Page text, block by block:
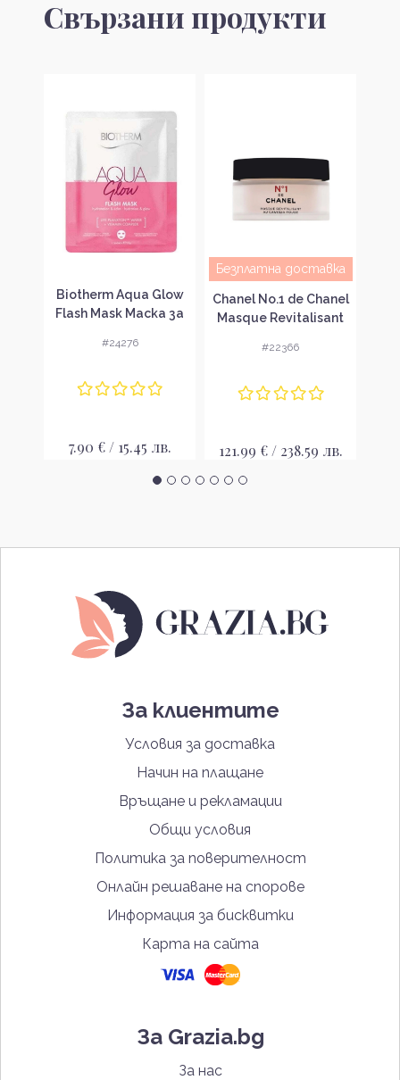
Свързани продукти
Biotherm Aqua Glow
Flash Mask Маска за
#24276
7.90 € / 15.45 лв.
Безплатна доставка
Chanel No.1 de Chanel
Masque Revitalisant
Ексфолираща маска
ефект
#22366
121.99 € / 238.59 лв.
За клиентите
Условия за доставка
Начин на плащане
Връщане и рекламации
Общи условия
Политика за поверителност
Онлайн решаване на спорове
Информация за бисквитки
Карта на сайта
За Grazia.bg
За нас